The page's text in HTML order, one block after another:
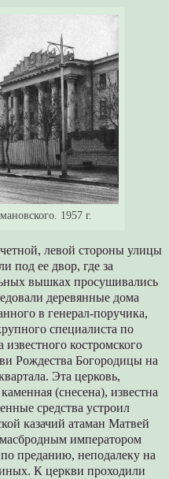
1957 г.
левой стороны улицы
под ее двор, где за
вышках просушивались
деревянные дома
в генерал-поручика,
специалиста по
костромского
Рождества Богородицы на
Эта церковь,
(снесена), известна
средства устроил
казачий атаман Матвей
императором
преданию, неподалеку на
К церкви проходили